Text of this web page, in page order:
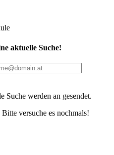
aktuelle Suche!
Suche werden an gesendet.
versuche es nochmals!